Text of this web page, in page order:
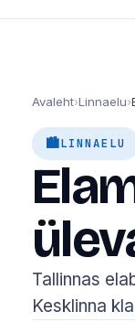
Avaleht›Linnaelu›
🏙LINNAELU
Tallinnas
Kesklinna